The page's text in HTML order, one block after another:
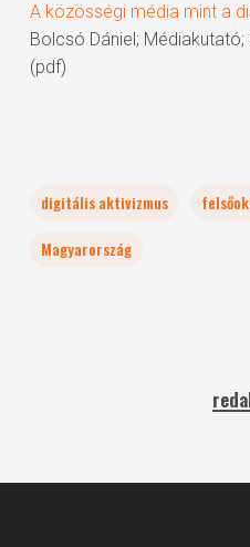
A közösségi média mint a
Bolcsó Dániel;
(pdf)
digitális aktivizmus
Magyarország